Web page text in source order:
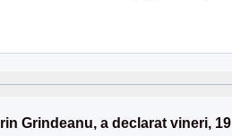
Grindeanu, a declarat vineri, 19